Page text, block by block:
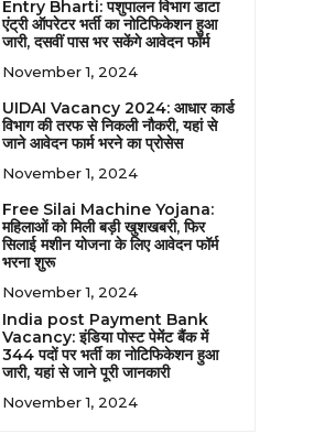
Entry Bharti: पशुपालन विभाग डाटा
एंट्री ऑपरेटर भर्ती का नोटिफिकेशन हुआ
जारी, दसवीं पास भर सकेंगे आवेदन फॉर्म
November 1, 2024
UIDAI Vacancy 2024: आधार कार्ड
विभाग की तरफ से निकली नौकरी, यहां से
जाने आवेदन फार्म भरने का प्रोसेस
November 1, 2024
Free Silai Machine Yojana:
महिलाओं को मिली बड़ी खुशखबरी, फिर
सिलाई मशीन योजना के लिए आवेदन फॉर्म
भरना शुरू
November 1, 2024
India post Payment Bank
Vacancy: इंडिया पोस्ट पेमेंट बैंक में
344 पदों पर भर्ती का नोटिफिकेशन हुआ
जारी, यहां से जाने पूरी जानकारी
November 1, 2024